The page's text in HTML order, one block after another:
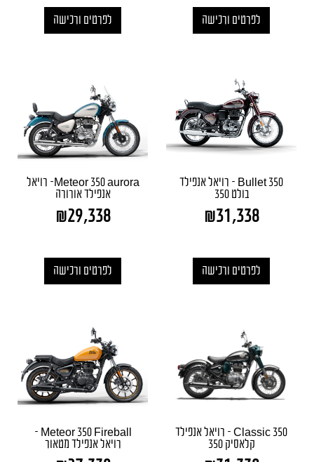
לפרטים ורכישה לפרטים ורכישה
Bullet 350 – רויאל אנפילד
בולט 350
₪31,338
לפרטים ורכישה
Meteor 350 aurora– רויאל
אנפילד אורורה
₪29,338
לפרטים ורכישה
Classic 350 – רויאל אנפילד
קלאסיק 350
Meteor 350 Fireball –
רויאל אנפילד מטאור